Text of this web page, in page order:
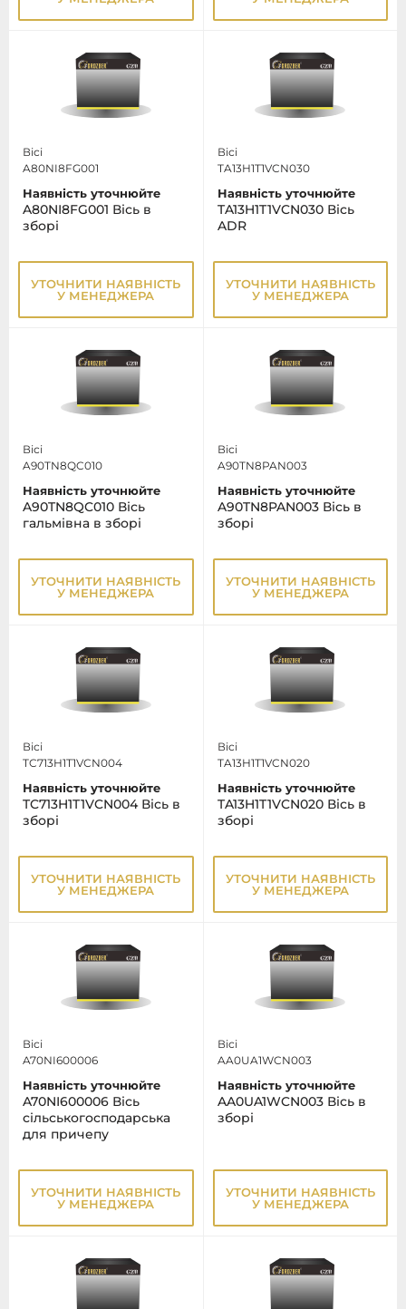
Вісі
A80NI8FG001
Наявність уточнюйте
A80NI8FG001 Вісь в
зборі
УТОЧНИТИ НАЯВНІСТЬ
У МЕНЕДЖЕРА
Вісі
TA13H1T1VCN030
Наявність уточнюйте
TA13H1T1VCN030 Вісь
ADR
УТОЧНИТИ НАЯВНІСТЬ
У МЕНЕДЖЕРА
Вісі
A90TN8QC010
Наявність уточнюйте
A90TN8QC010 Вісь
гальмівна в зборі
УТОЧНИТИ НАЯВНІСТЬ
У МЕНЕДЖЕРА
Вісі
A90TN8PAN003
Наявність уточнюйте
A90TN8PAN003 Вісь в
зборі
УТОЧНИТИ НАЯВНІСТЬ
У МЕНЕДЖЕРА
Вісі
TC713H1T1VCN004
Наявність уточнюйте
TC713H1T1VCN004 Вісь в
зборі
УТОЧНИТИ НАЯВНІСТЬ
У МЕНЕДЖЕРА
Вісі
TA13H1T1VCN020
Наявність уточнюйте
TA13H1T1VCN020 Вісь в
зборі
УТОЧНИТИ НАЯВНІСТЬ
У МЕНЕДЖЕРА
Вісі
A70NI600006
Наявність уточнюйте
A70NI600006 Вісь
сільськогосподарська
для причепу
УТОЧНИТИ НАЯВНІСТЬ
У МЕНЕДЖЕРА
Вісі
AA0UA1WCN003
Наявність уточнюйте
AA0UA1WCN003 Вісь в
зборі
УТОЧНИТИ НАЯВНІСТЬ
У МЕНЕДЖЕРА